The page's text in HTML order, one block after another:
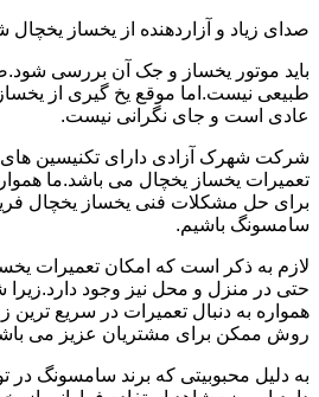
صدای زیاد و آزاردهنده از یخساز
باید موتور یخساز و جک آن بررسی
طبیعی نیست.اما موقع یخ گیری از
عادی است و جای نگرانی نیست.
شرکت شهرک آزادی دارای تکنیسین های
تعمیرات یخساز یخچال می باشد.ما
برای حل مشکلات فنی یخساز یخچال
سامسونگ باشیم.
لازم به ذکر است که امکان تعمیرات
حتی در منزل و محل نیز وجود
همواره به دنبال تعمیرات در سریع
روش ممکن برای مشتریان عزیز می
به دلیل محبوبیتی که برند سامسونگ در